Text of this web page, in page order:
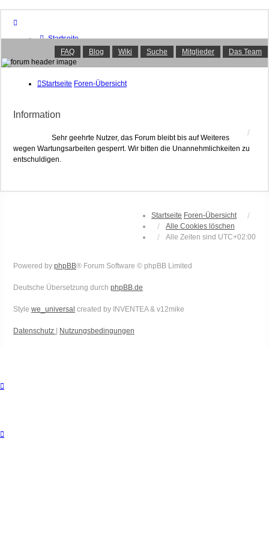
Startseite
Foren-Übersicht
FAQ
Suche
Aktive Themen
Das Team
FAQ Blog Wiki Suche Mitglieder Das Team
Startseite Foren-Übersicht
Information
Sehr geehrte Nutzer, das Forum bleibt bis auf Weiteres
wegen Wartungsarbeiten gesperrt. Wir bitten die Unannehmlichkeiten zu
entschuldigen.
Startseite Foren-Übersicht
Alle Cookies löschen
Alle Zeiten sind UTC+02:00
Powered by phpBB® Forum Software © phpBB Limited
Deutsche Übersetzung durch phpBB.de
Style we_universal created by INVENTEA & v12mike
Datenschutz Nutzungsbedingungen